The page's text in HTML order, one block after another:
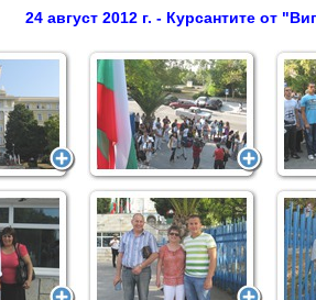
24 август 2012 г. - Курсантите от